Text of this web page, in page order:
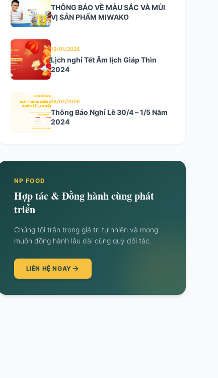
THÔNG BÁO VỀ MÀU SẮC VÀ MÙI
VỊ SẢN PHẨM MIWAKO
19/01/2026
Lịch nghỉ Tết Âm lịch Giáp Thìn
2024
19/01/2026
Thông Báo Nghỉ Lễ 30/4 – 1/5 Năm
2024
NP FOOD
Hợp tác & Đồng hành cùng phát
triển
Chúng tôi trân trọng giá trị tự nhiên và mong
muốn đồng hành lâu dài cùng quý đối tác.
LIÊN HỆ NGAY